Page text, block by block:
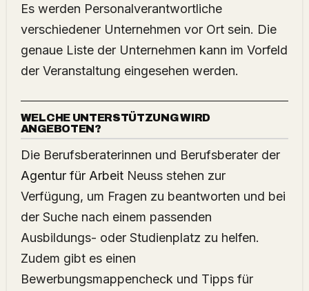
Es werden Personalverantwortliche
verschiedener Unternehmen vor Ort sein. Die
genaue Liste der Unternehmen kann im Vorfeld
der Veranstaltung eingesehen werden.
WELCHE UNTERSTÜTZUNG WIRD
ANGEBOTEN?
Die Berufsberaterinnen und Berufsberater der
Agentur für ArbeitNeuss stehen zur
Verfügung, um Fragen zu beantworten und bei
der Suche nach einem passenden
Ausbildungs- oder Studienplatz zu helfen.
Zudem gibt es einen
Bewerbungsmappencheck und Tipps für